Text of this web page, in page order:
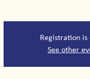
Registration is
See other